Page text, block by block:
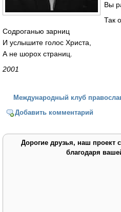
Вы
Так
Содроганью зарниц
И услышите голос Христа,
А не шорох страниц.
2001
Международный клуб
Добавить комментарий
Дорогие друзья, наш проект
благодаря